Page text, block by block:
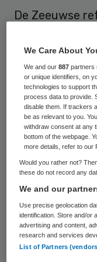
De Zeeuwse
Hollandse
Zeeland.
Met de fusie
behouden.
de kwaliteit
worden
ontwikkelingen.
Geen
De nieuwe
We Care About
We and our887 partners
or unique identifiers, on
technologies to support
process data to provide.
disable them. If trackers
be as relevant to you.
withdraw consent at any
bottom of the webpage.
more details, refer to our
Would you rather not?
these do not record any
We and our
Use precise geolocation
identification. Store and/or
advertising and content,
research and services
List of Partners